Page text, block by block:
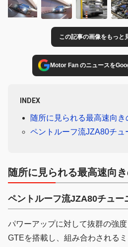
この記事の画像をもっと
Motor Fan のニュースを
INDEX
随所に見られる最高速向き
ペントルーフ流JZA80チュ
随所に見られる最高速向
ペントルーフ流JZA80チュー
パワーアップに対して抜群の強
GTEを搭載し、組み合わされる